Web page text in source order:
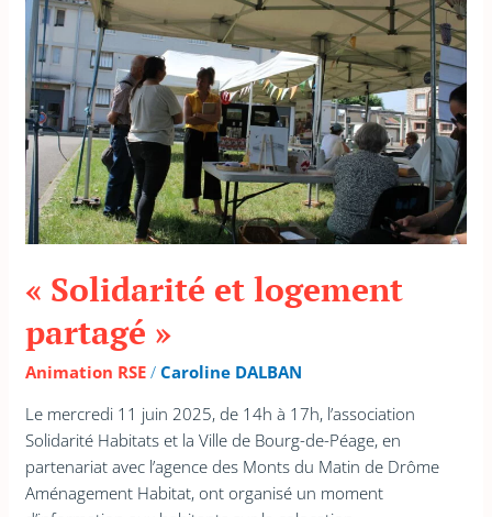
« Solidarité et logement
partagé »
Animation RSE /Caroline DALBAN
Le mercredi 11 juin 2025, de 14h à 17h, l’association
Solidarité Habitats et la Ville de Bourg-de-Péage, en
partenariat avec l’agence des Monts du Matin de Drôme
Aménagement Habitat, ont organisé un moment
logement
partagé »